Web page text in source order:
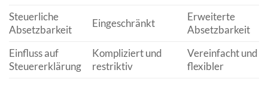
Steuerliche
Absetzbarkeit
Eingeschränkt
Erweiterte
Absetzbarkeit
Einfluss auf
Steuererklärung
Kompliziert und
restriktiv
Vereinfacht und
flexibler